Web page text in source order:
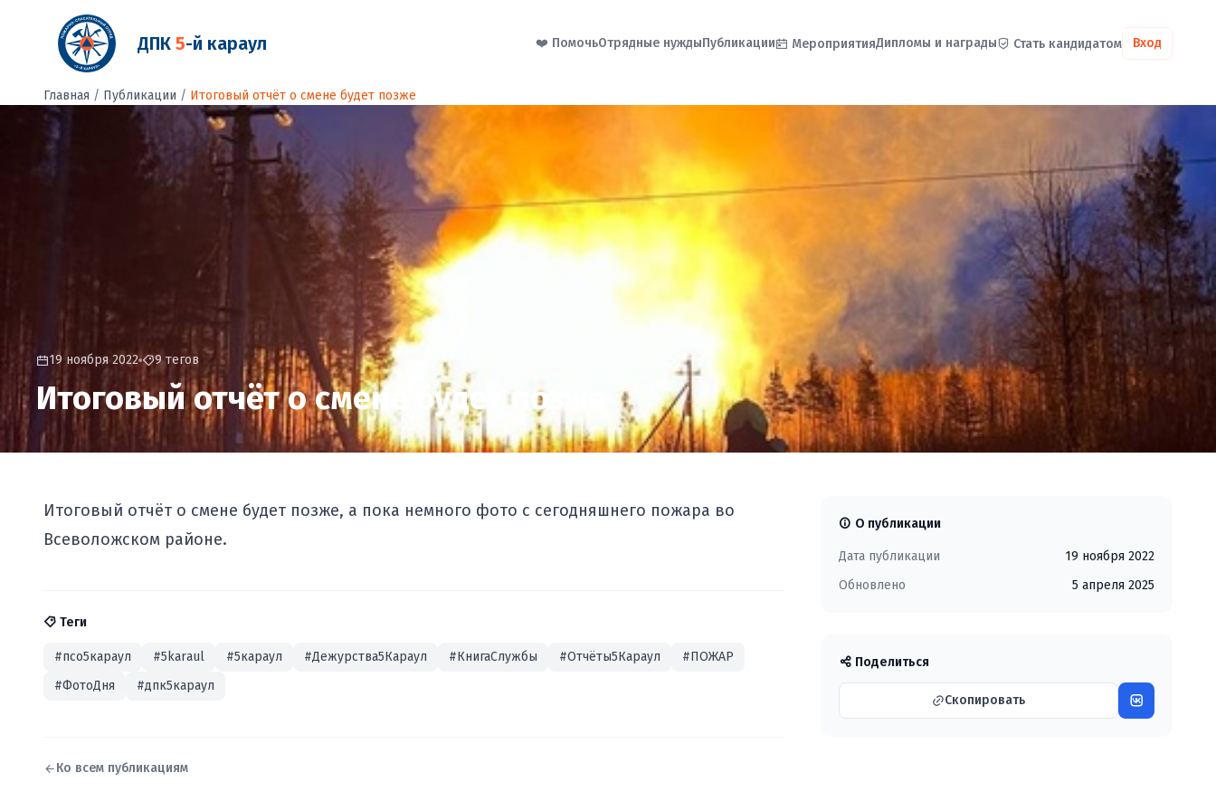
ДПК 5-й караул ❤️ ПомочьОтрядные нуждыПубликации МероприятияДипломы и награды Стать кандидатом Вход
Главная / Публикации / Итоговый отчёт о смене будет позже
19 ноября 2022 9 тегов
Итоговый отчёт о смене будет позже
Итоговый отчёт о смене будет позже, а пока немного фото с сегодняшнего пожара во
Всеволожском районе.
Теги
#псо5караул #5karaul #5караул #Дежурства5Караул #КнигаСлужбы #Отчёты5Караул
#ПОЖАР
#ФотоДня
#дпк5караул
Ко всем публикациям
О публикации
Дата публикации
19 ноября 2022
Обновлено
5 апреля 2025
Поделиться
Скопировать